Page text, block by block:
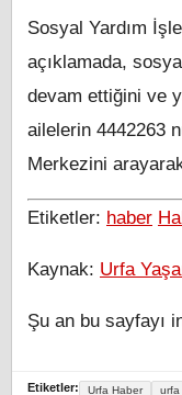
Sosyal Yardım
açıklamada,
devam ettiğini ve
ailelerin 4442263
Merkezini
Etiketler: haber
Kaynak: Urfa
Şu an bu sayfayı
Etiketler: Urfa Haber urfa